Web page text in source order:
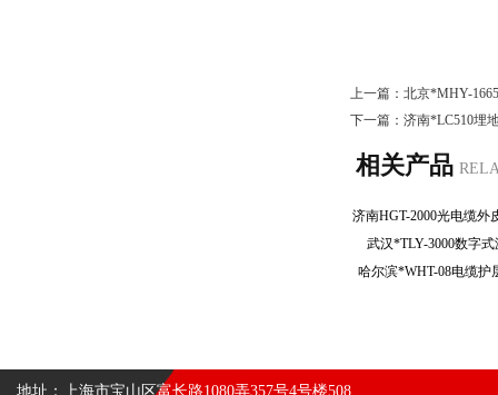
上一篇： 北京*MHY-
下一篇： 济南*LC510埋
相关产品
武汉*TLY-3000数字
哈尔滨*WHT-08电缆
地址：上海市宝山区富长路1080弄357号4号楼508